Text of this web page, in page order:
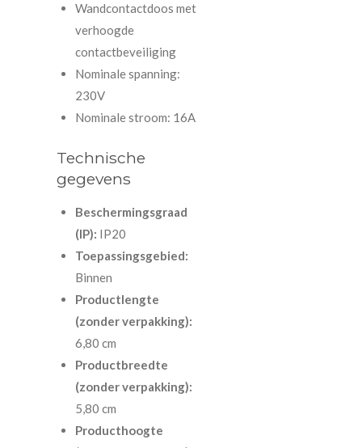
Wandcontactdoos met
verhoogde
contactbeveiliging
Nominale spanning:
230V
Nominale stroom: 16A
Technische
gegevens
Beschermingsgraad
(IP): IP20
Toepassingsgebied:
Binnen
Productlengte
(zonder verpakking):
6,80 cm
Productbreedte
(zonder verpakking):
5,80 cm
Producthoogte